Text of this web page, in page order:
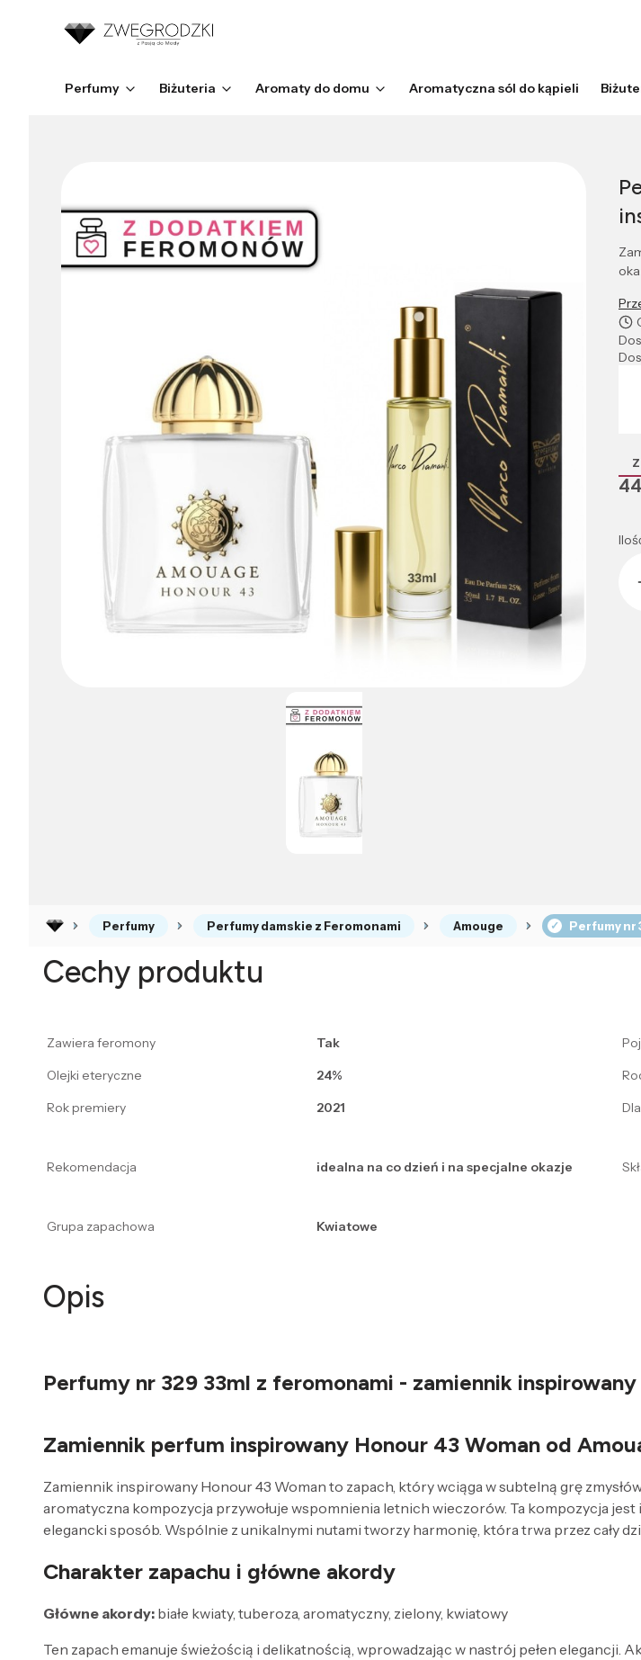
Perfumy Biżuteria Aromaty do domu Aromatyczna sól do kąpieli
Perfumy Perfumy damskie z Feromonami Amouge Perfumy nr
Cechy produktu
Zawiera feromony Tak
Olejki eteryczne
24%
Rok premiery
2021
Rekomendacja idealna na co dzień i na specjalne okazje
Grupa zapachowa
Kwiatowe
Opis
Perfumy nr 329 33ml z feromonami - zamiennik
Zamiennik perfum inspirowany Honour 43 Woman od
Zamiennik inspirowany Honour 43 Woman to zapach, który wciąga w subtelną grę
aromatyczna kompozycja przywołuje wspomnienia letnich wieczorów. Ta kompozycja
elegancki sposób. Wspólnie z unikalnymi nutami tworzy harmonię, która trwa przez cały
Charakter zapachu i główne akordy
Główne akordy: białe kwiaty, tuberoza, aromatyczny, zielony, kwiatowy
Ten zapach emanuje świeżością i delikatnością, wprowadzając w nastrój pełen